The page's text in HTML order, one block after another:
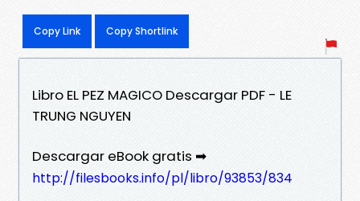
Copy Link Copy Shortlink
Libro EL PEZ MAGICO Descargar PDF - LE
TRUNG NGUYEN
Descargar eBook gratis ➡
http://filesbooks.info/pl/libro/93853/834